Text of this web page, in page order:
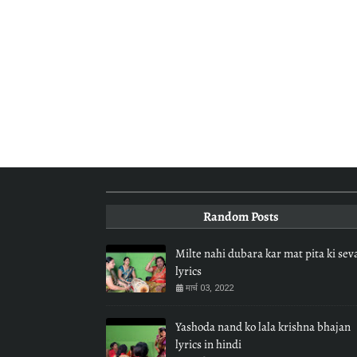
Random Posts
Milte nahi dubara kar mat pita ki
lyrics
मार्च 03, 2022
Yashoda nand ko lala krishna bhajan
lyrics in hindi